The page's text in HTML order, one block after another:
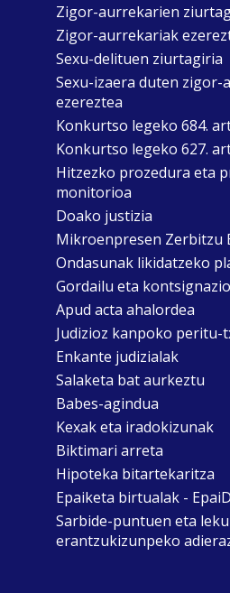
Zigor-aurrekarien
Zigor-aurrekariak
Sexu-delituen ziurtagiria
Sexu-izaera duten zigor-
ezereztea
Konkurtso legeko 684.
Konkurtso legeko 627.
Hitzezko prozedura eta
monitorioa
Doako justizia
Mikroenpresen Zerbitzu
Ondasunak likidatzeko
Gordailu eta
Apud acta ahalordea
Judizioz kanpoko peritu-
Enkante judizialak
Salaketa bat aurkeztu
Babes-agindua
Kexak eta iradokizunak
Biktimari arreta
Hipoteka bitartekaritza
Epaiketa birtualak -
Sarbide-puntuen eta
erantzukizunpeko